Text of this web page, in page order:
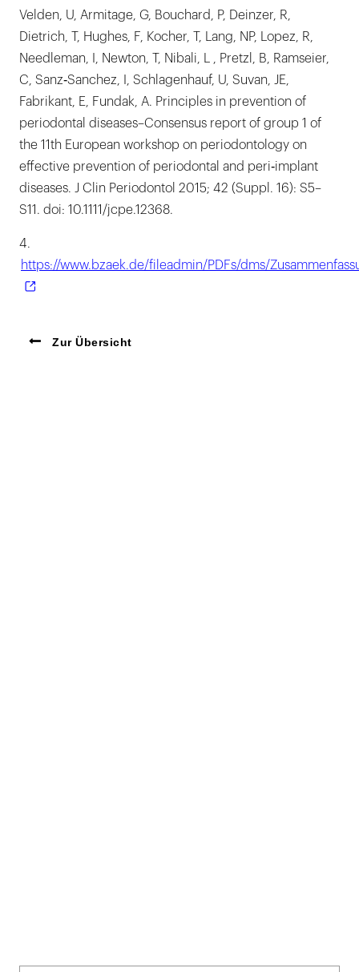
Velden, U, Armitage, G, Bouchard, P, Deinzer, R,
Dietrich, T, Hughes, F, Kocher, T, Lang, NP, Lopez, R,
Needleman, I, Newton, T, Nibali, L , Pretzl, B, Ramseier,
C, Sanz‐Sanchez, I, Schlagenhauf, U, Suvan, JE,
Fabrikant, E, Fundak, A. Principles in prevention of
periodontal diseases–Consensus report of group 1 of
the 11th European workshop on periodontology on
effective prevention of periodontal and peri‐implant
diseases. J Clin Periodontol 2015; 42 (Suppl. 16): S5–
S11. doi: 10.1111/jcpe.12368.
4.
https://www.bzaek.de/fileadmin/PDFs/dms/
Zur Übersicht